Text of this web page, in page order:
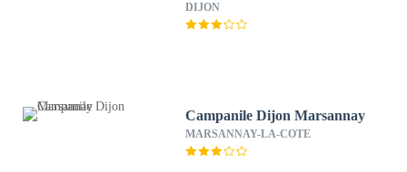
DIJON
Campanile Dijon Marsannay
MARSANNAY-LA-COTE